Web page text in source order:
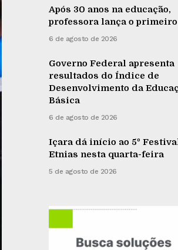
Após 30 anos na educação,
professora lança o
6 de agosto de 2026
Governo Federal apresenta
resultados do Índice de
Desenvolvimento da
Básica
6 de agosto de 2026
Içara dá início ao 5º
Etnias nesta quarta-feira
5 de agosto de 2026